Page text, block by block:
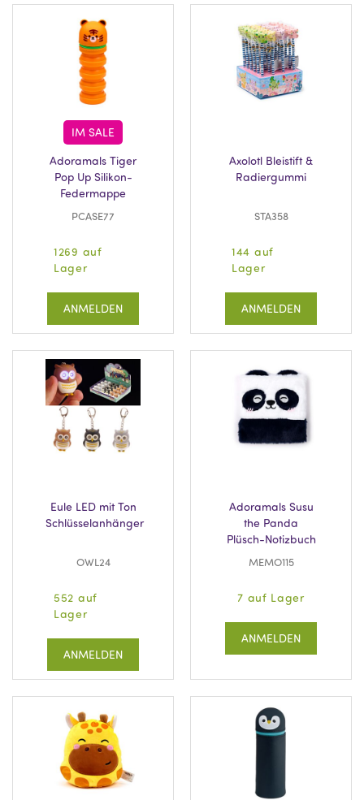
IM SALE
Adoramals Tiger
Pop Up Silikon-
Federmappe
PCASE77
1269 auf
Lager
ANMELDEN
Axolotl Bleistift &
Radiergummi
STA358
144 auf
Lager
ANMELDEN
Eule LED mit Ton
Schlüsselanhänger
OWL24
552 auf
Lager
ANMELDEN
Adoramals Susu
the Panda
Plüsch-Notizbuch
MEMO115
7 auf Lager
ANMELDEN